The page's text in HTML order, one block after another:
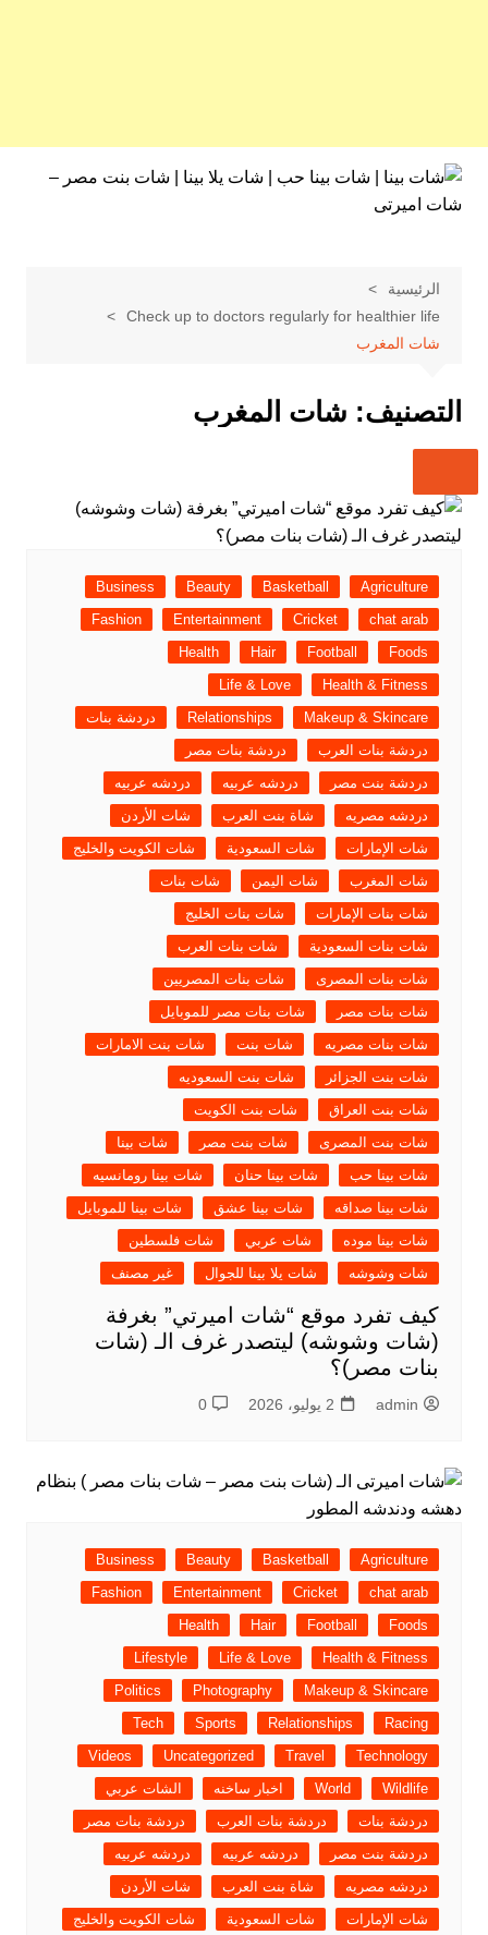
التجاوز
المحتوى
الرئيسية
Check up to doctors regularly for healthier life
شات المغرب
التصنيف: شات المغرب
Agriculture
Basketball
Beauty
Business
chat arab
Cricket
Entertainment
Fashion
Foods
Football
Hair
Health
Health & Fitness
Life & Love
Makeup & Skincare
Relationships
دردشة بنات
دردشة بنات العرب
دردشة بنات مصر
دردشة بنت مصر
دردشه عربيه
دردشه عربيه
دردشه مصريه
شاة بنت العرب
شات الأردن
شات الإمارات
شات السعودية
شات الكويت والخليج
شات المغرب
شات اليمن
شات بنات
شات بنات الإمارات
شات بنات الخليج
شات بنات السعودية
شات بنات العرب
شات بنات المصرى
شات بنات المصريين
شات بنات مصر
شات بنات مصر للموبايل
شات بنات مصريه
شات بنت
شات بنت الامارات
شات بنت الجزائر
شات بنت السعوديه
شات بنت العراق
شات بنت الكويت
شات بنت المصرى
شات بنت مصر
شات بينا
شات بينا حب
شات بينا حنان
شات بينا رومانسيه
شات بينا صداقه
شات بينا عشق
شات بينا للموبايل
شات بينا موده
شات عربي
شات فلسطين
شات وشوشه
شات يلا بينا للجوال غير مصنف
كيف تفرد موقع “شات اميرتي” بغرفة
(شات وشوشه) ليتصدر غرف الـ (شات
بنات مصر)؟
admin 2 يوليو، 2026 0
Agriculture
Basketball
Beauty
Business
chat arab
Cricket
Entertainment
Fashion
Foods
Football
Hair
Health
Health & Fitness
Life & Love
Lifestyle
Makeup & Skincare
Photography
Politics
Racing
Relationships
Sports
Tech
Technology
Travel
Uncategorized
Videos
Wildlife
World اخبار ساخنه
الشات عربي
دردشة بنات
دردشة بنات العرب
دردشة بنات مصر
دردشة بنت مصر
دردشه عربيه
دردشه عربيه
دردشه مصريه
شاة بنت العرب
شات الأردن
شات الإمارات
شات السعودية
شات الكويت والخليج